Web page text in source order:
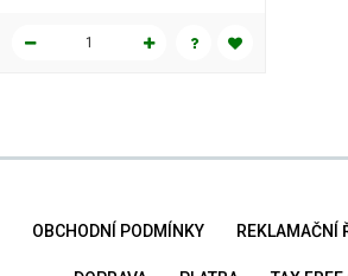
OBCHODNÍ PODMÍNKY REKLAMAČNÍ